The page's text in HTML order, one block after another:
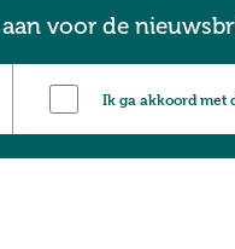
voor de
Ik ga akkoord met